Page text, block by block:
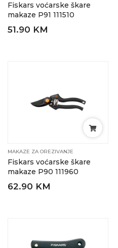
Fiskars voćarske škare
makaze P91 111510
51.90 KM
MAKAZE ZA OREZIVANJE
Fiskars voćarske škare
makaze P90 111960
62.90 KM